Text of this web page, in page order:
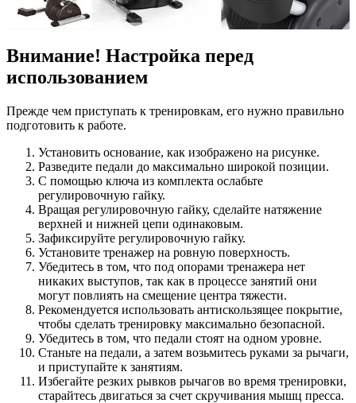
Внимание! Настройка перед
использованием
Прежде чем приступать к тренировкам, его нужно правильно
подготовить к работе.
Установить основание, как изображено на рисунке.
Разведите педали до максимально широкой позиции.
С помощью ключа из комплекта ослабьте
регулировочную гайку.
Вращая регулировочную гайку, сделайте натяжение
верхней и нижней цепи одинаковым.
Зафиксируйте регулировочную гайку.
Установите тренажер на ровную поверхность.
Убедитесь в том, что под опорами тренажера нет
никаких выступов, так как в процессе занятий они
могут повлиять на смещение центра тяжести.
Рекомендуется использовать антискользящее покрытие,
чтобы сделать тренировку максимально безопасной.
Убедитесь в том, что педали стоят на одном уровне.
Станьте на педали, а затем возьмитесь руками за рычаги,
и приступайте к занятиям.
Избегайте резких рывков рычагов во время тренировки,
старайтесь двигаться за счет скручивания мышц пресса.